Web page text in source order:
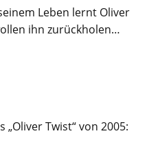
Leben lernt Oliver
ihn zurückholen…
Twist“ von 2005: